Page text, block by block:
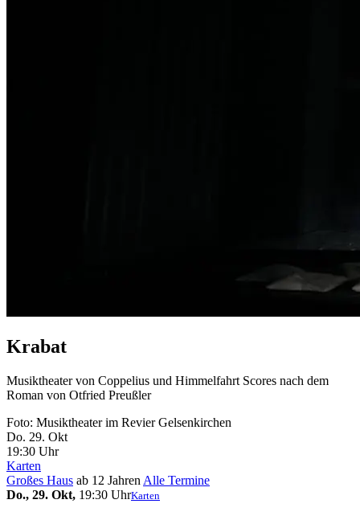
Krabat
Musiktheater von Coppelius und Himmelfahrt Scores nach dem
Roman von Otfried Preußler
Foto: Musiktheater im Revier Gelsenkirchen
Do. 29. Okt
19:30 Uhr
Karten
Großes Haus ab 12 Jahren Alle Termine
Do., 29. Okt, 19:30 UhrKarten